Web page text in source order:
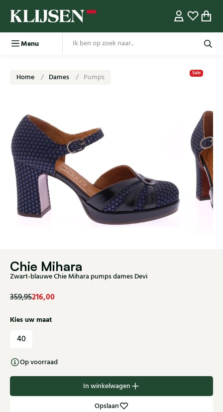
Menu
Home Dames Pumps Sale
Chie Mihara
Zwart-blauwe Chie Mihara pumps dames Devi
359,95216,00
Kies uw maat
40
Op voorraad
In winkelwagen
Opslaan